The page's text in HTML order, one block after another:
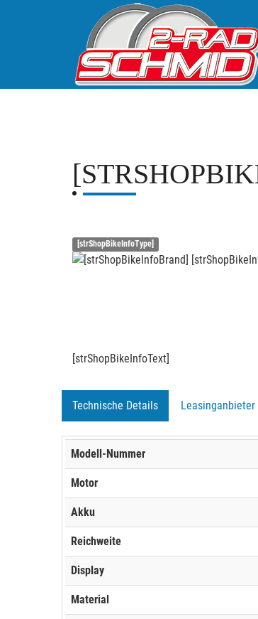
[strShopBikeInfoType]
[strShopBikeInfoText]
Technische Details Leasinganbieter
Modell-Nummer
Motor
Akku
Reichweite
Display
Material